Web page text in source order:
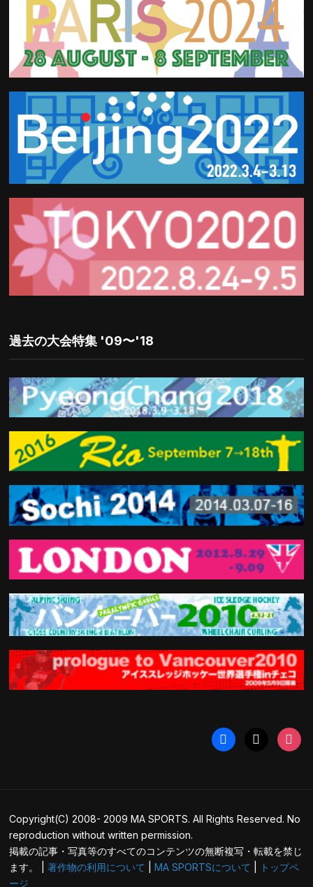
過去の大会特集 '09〜'18
facebook
Copyright(C) 2008- 2009 MA SPORTS. All Rights Reserved. No
reproduction without written permission.
掲載の記事・写真等のすべてのコンテンツの無断複写・転載を禁じ
ます。 |著作物の利用について |MA SPORTSについて
トップペ
ージ